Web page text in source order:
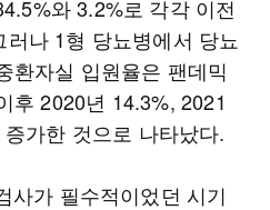
와 3.2%로 각각 이전
나 1형 당뇨병에서 당뇨
환자실 입원율은 팬데믹
후 2020년 14.3%, 2021
가한 것으로 나타났다.
사가 필수적이었던 시기